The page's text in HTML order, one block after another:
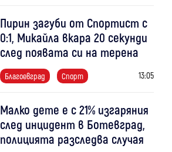
Пирин загуби от Спортист с
0:1, Микайла вкара 20 секунди
след появата си на терена
Благоевград Спорт 13:05
Малко дете е с 21% изгаряния
след инцидент в Ботевград,
полицията разследва случая